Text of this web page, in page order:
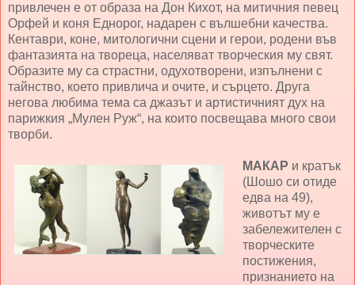
привлечен е от образа на Дон Кихот, на митичния певец
Орфей и коня Еднорог, надарен с вълшебни качества.
Кентаври, коне, митологични сцени и герои, родени във
фантазията на твореца, населяват творческия му свят.
Образите му са страстни, одухотворени, изпълнени с
тайнство, което привлича и очите, и сърцето. Друга
негова любима тема са джазът и артистичният дух на
парижкия „Мулен Руж“, на които посвещава много свои
творби.
МАКАР и кратък
(Шошо си отиде
едва на 49),
животът му е
забележителен с
творческите
постижения,
признанието на